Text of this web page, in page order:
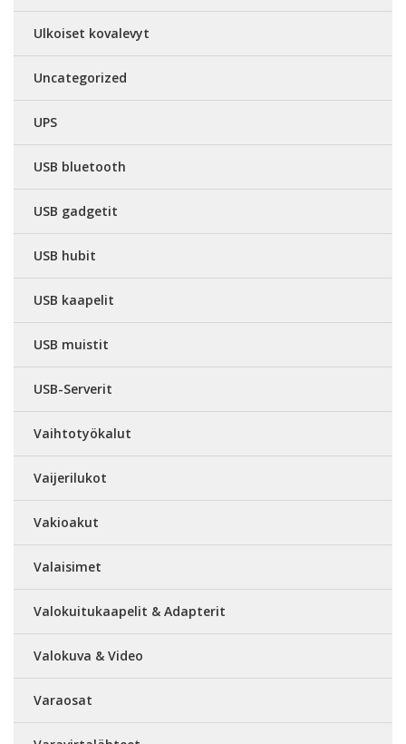
Ulkoiset kovalevyt
Uncategorized
UPS
USB bluetooth
USB gadgetit
USB hubit
USB kaapelit
USB muistit
USB-Serverit
Vaihtotyökalut
Vaijerilukot
Vakioakut
Valaisimet
Valokuitukaapelit & Adapterit
Valokuva & Video
Varaosat